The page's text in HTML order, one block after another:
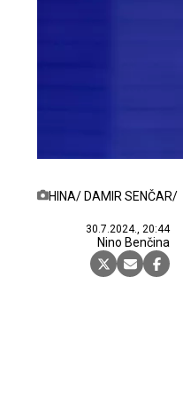
HINA/ DAMIR SENČAR/
30.7.2024., 20:44
Nino Benčina